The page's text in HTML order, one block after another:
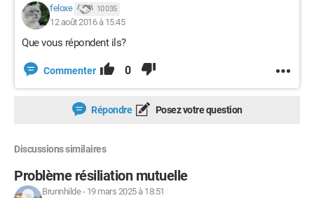
feloxe 10 035
12 août 2016 à 15:45
Que vous répondent ils?
Commenter 0
Répondre Posez votre question
Discussions similaires
Problème résiliation mutuelle
Brunnhilde- 19 mars 2025 à 18:51